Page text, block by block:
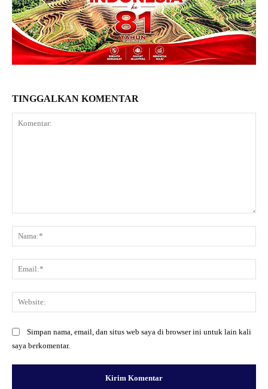
TINGGALKAN KOMENTAR
Simpan nama, email, dan situs web saya di browser ini untuk lain kali
saya berkomentar.